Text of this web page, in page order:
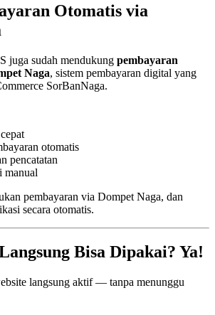
Otomatis via
juga sudah mendukung pembayaran
Naga, sistem pembayaran digital yang
SorBanNaga.
otomatis
pencatatan
manual
pembayaran via Dompet Naga, dan
secara otomatis.
Bisa Dipakai? Ya!
langsung aktif — tanpa menunggu